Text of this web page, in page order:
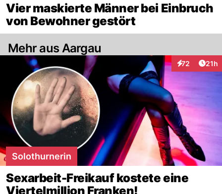
Vier maskierte Männer bei Einbruch
von Bewohner gestört
Mehr aus Aargau
72
Interaktionen
21h
Solothurnerin
Sexarbeit-Freikauf kostete eine
Viertelmillion Franken!